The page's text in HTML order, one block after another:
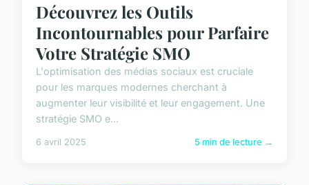
Découvrez les Outils
Incontournables pour Parfaire
Votre Stratégie SMO
L'optimisation des médias sociaux est cruciale
pour les marques modernes cherchant à
augmenter leur visibilité et leur engagement. Une
stratégie SMO e...
6 avril 2025 5 min de lecture →